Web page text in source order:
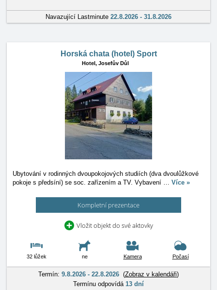
Navazující Lastminute 22.8.2026 - 31.8.2026
Horská chata (hotel) Sport
Hotel, Josefův Důl
Ubytování v rodinných dvoupokojových studiích (dva dvoulůžkové
pokoje s předsíní) se soc. zařízením a TV. Vybavení … Více »
Kompletní prezentace
Vložit objekt do své aktovky
32 lůžek ne Kamera Počasí
Termín: 9.8.2026 - 22.8.2026 (Zobraz v kalendáři)
Termínu odpovídá 13 dní